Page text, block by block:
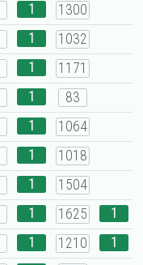
1
1300
1
1032
1
1171
1
83
1
1064
1
1018
1
1504
1 1625 1
1 1210 1